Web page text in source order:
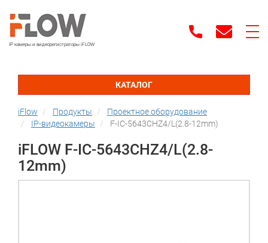
IP камеры и видеорегистраторы iFLOW
КАТАЛОГ
iFlow Продукты
Проектное оборудование
IP-видеокамеры
F-IC-5643CHZ4/L(2.8-12mm)
iFLOW F-IC-5643CHZ4/L(2.8-
12mm)